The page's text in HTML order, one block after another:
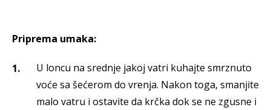
Priprema umaka:
U loncu na srednje jakoj vatri kuhajte smrznuto
voće sa šećerom do vrenja. Nakon toga, smanjite
malo vatru i ostavite da krčka dok se ne zgusne i